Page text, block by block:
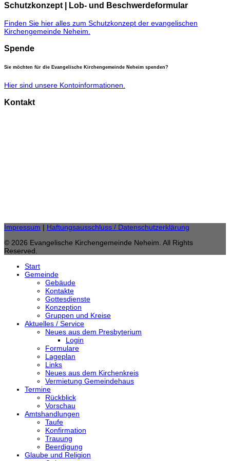
Schutzkonzept | Lob- und Beschwerdeformular
Finden Sie hier alles zum Schutzkonzept der evangelischen
Kirchengemeinde Neheim.
Spende
Sie möchten für die Evangelische Kirchengemeinde Neheim spenden?
Hier sind unsere Kontoinformationen.
Kontakt
Impressum | Haftungsausschluss / Datenschutzerklärung
© 2026 Evangelische Kirchengemeinde Neheim. All Rights
Reserved.
Start
Gemeinde
Gebäude
Kontakte
Gottesdienste
Konzeption
Gruppen und Kreise
Aktuelles / Service
Neues aus dem Presbyterium
Login
Formulare
Lageplan
Links
Neues aus dem Kirchenkreis
Vermietung Gemeindehaus
Termine
Rückblick
Vorschau
Amtshandlungen
Taufe
Konfirmation
Trauung
Beerdigung
Glaube und Religion